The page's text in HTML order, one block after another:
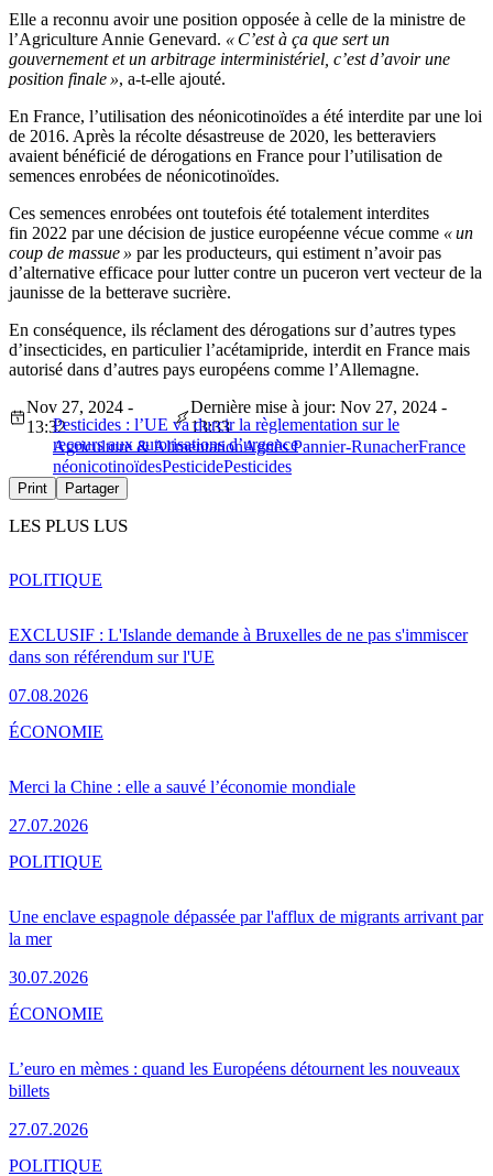
Elle a reconnu avoir une position opposée à celle de la ministre de
l’Agriculture Annie Genevard. « C’est à ça que sert un
gouvernement et un arbitrage interministériel, c’est d’avoir une
position finale », a-t-elle ajouté.
En France, l’utilisation des néonicotinoïdes a été interdite par une loi
de 2016. Après la récolte désastreuse de 2020, les betteraviers
avaient bénéficié de dérogations en France pour l’utilisation de
semences enrobées de néonicotinoïdes.
Ces semences enrobées ont toutefois été totalement interdites
fin 2022 par une décision de justice européenne vécue comme « un
coup de massue » par les producteurs, qui estiment n’avoir pas
d’alternative efficace pour lutter contre un puceron vert vecteur de la
jaunisse de la betterave sucrière.
En conséquence, ils réclament des dérogations sur d’autres types
d’insecticides, en particulier l’acétamipride, interdit en France mais
autorisé dans d’autres pays européens comme l’Allemagne.
Pesticides : l’UE va durcir la règlementation sur le
recours aux autorisations d’urgence
Nov 27, 2024 -
13:32
Dernière mise à jour: Nov 27, 2024 -
13:33
Agriculture & AlimentationAgnès Pannier-RunacherFrance
néonicotinoïdesPesticidePesticides
Print Partager
LES PLUS LUS
EXCLUSIF : L'Islande demande à Bruxelles de ne pas s'immiscer
dans son référendum sur l'UE
07.08.2026
POLITIQUE
Merci la Chine : elle a sauvé l’économie mondiale
27.07.2026
ÉCONOMIE
Une enclave espagnole dépassée par l'afflux de migrants arrivant par
la mer
30.07.2026
POLITIQUE
L’euro en mèmes : quand les Européens détournent les nouveaux
billets
27.07.2026
ÉCONOMIE
POLITIQUE